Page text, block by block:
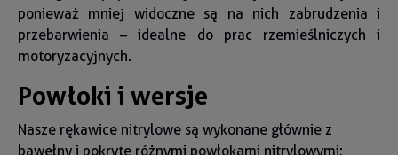
ponieważ mniej widoczne są na nich zabrudzenia i
przebarwienia – idealne do prac rzemieślniczych i
motoryzacyjnych.
Powłoki i wersje
Nasze rękawice nitrylowe są wykonane głównie z
bawełny i pokryte różnymi powłokami nitrylowymi: